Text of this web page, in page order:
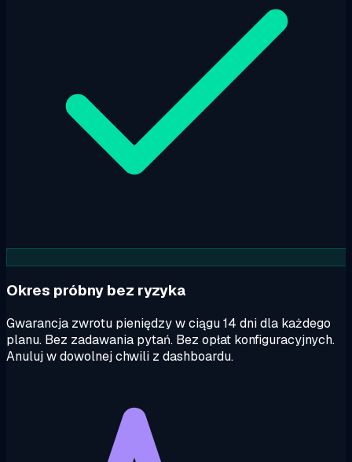
Okres próbny bez ryzyka
Gwarancja zwrotu pieniędzy w ciągu 14 dni dla każdego
planu. Bez zadawania pytań. Bez opłat konfiguracyjnych.
Anuluj w dowolnej chwili z dashboardu.